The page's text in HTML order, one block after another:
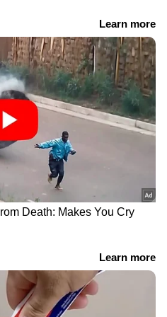
കുവൈത്തിൽ അനധികൃത
ഗർഭച്ഛിദ്രം;
രഹസ്യാന്വേഷണത്തിൽ
ഗൈനക്കോളജിസ്റ്റ്
അറസ്റ്റിൽ
പ്രവാസികൾക്ക് സന്തോഷ